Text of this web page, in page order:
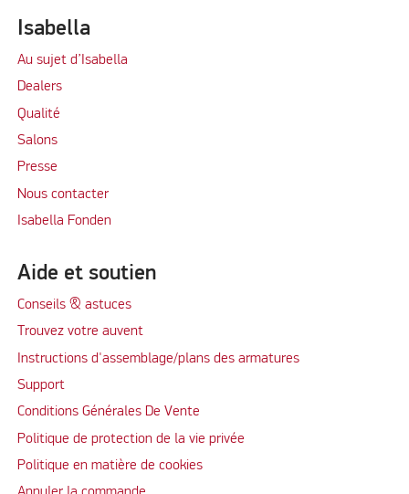
Isabella
Au sujet d’Isabella
Dealers
Qualité
Salons
Presse
Nous contacter
Isabella Fonden
Aide et soutien
Conseils & astuces
Trouvez votre auvent
Instructions d'assemblage/plans des armatures
Support
Conditions Générales De Vente
Politique de protection de la vie privée
Politique en matière de cookies